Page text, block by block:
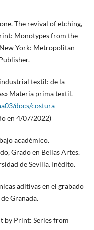
The revival of etching,
Monotypes from the
York: Metropolitan
textil: de la
Materia prima textil.
docs/costura_-
en 4/07/2022)
académico.
Grado en Bellas Artes.
de Sevilla. Inédito.
aditivas en el grabado
Granada.
by Print: Series from